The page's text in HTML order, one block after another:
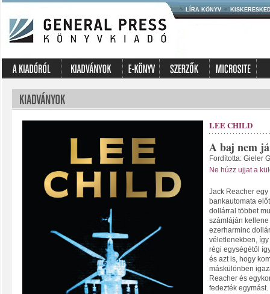
LÍRA KÖNYV
LEE CHILD
A baj nem
Fordította: Gieler
Ne húzz ujjat a
Jack Reacher
bankautomata
dollárral többet
számláján
ezerharminc
véletlenekben,
régi egységétől
és azt is, hogy
máskülönben
Reacher és
fedezték